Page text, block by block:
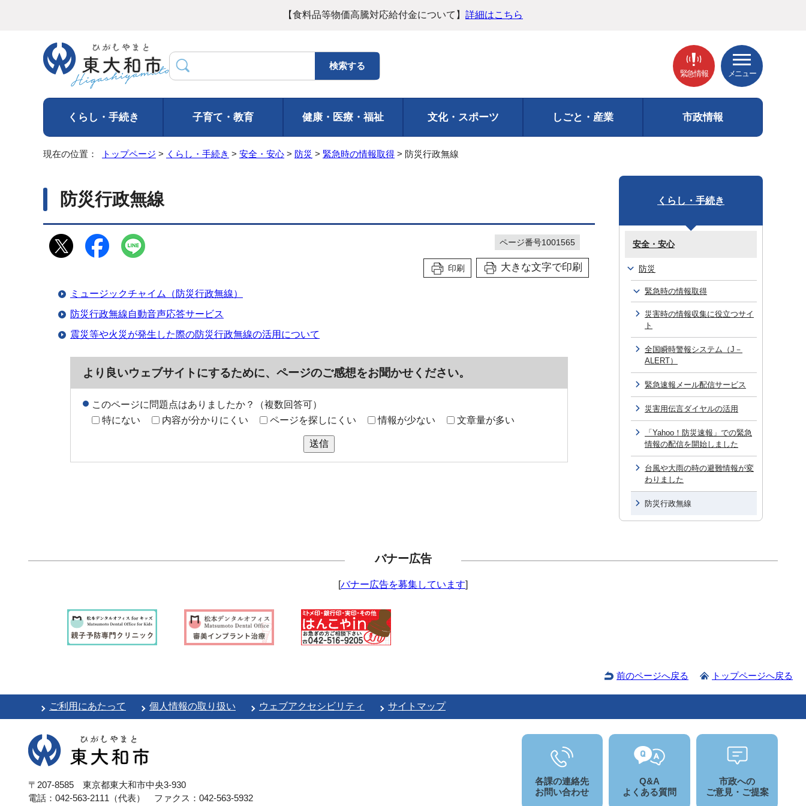
【食料品等物価高騰対応給付金について】 詳細はこちら
緊急情報 メニュー
くらし・手続き 子育て・教育 健康・医療・福祉 文化・スポーツ しごと・産業 市政情報
現在の位置： トップページ > くらし・手続き > 安全・安心 > 防災 > 緊急時の情報取得 > 防災行政無線
防災行政無線
ページ番号1001565
印刷 大きな文字で印刷
ミュージックチャイム（防災行政無線）
防災行政無線自動音声応答サービス
震災等や火災が発生した際の防災行政無線の活用について
より良いウェブサイトにするために、ページのご感想をお聞かせください。
このページに問題点はありましたか？（複数回答可）
特にない
内容が分かりにくい ページを探しにくい 情報が少ない 文章量が多い
送信
くらし・手続き
安全・安心
防災
緊急時の情報取得
災害時の情報収集に役立つサイ
ト
全国瞬時警報システム（J－
ALERT）
緊急速報メール配信サービス
災害用伝言ダイヤルの活用
「Yahoo！防災速報」での緊急
情報の配信を開始しました
台風や大雨の時の避難情報が変
わりました
防災行政無線
バナー広告
[バナー広告を募集しています]
前のページへ戻る トップページへ戻る
ご利用にあたって 個人情報の取り扱い ウェブアクセシビリティ サイトマップ
〒207-8585 東京都東大和市中央3-930
電話：042-563-2111（代表） ファクス：042-563-5932
各課の連絡先
お問い合わせ
Q&A
よくある質問
市政への
ご意見・ご提案